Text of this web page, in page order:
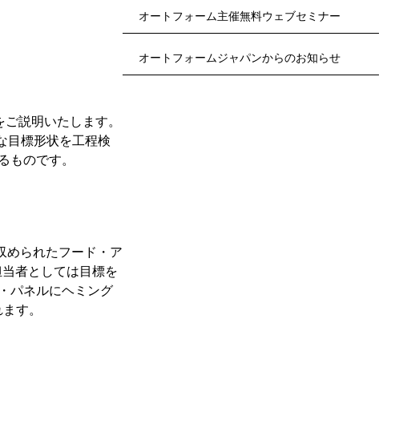
説明いたします。
目標形状を工程検
のです。
められたフード・ア
者としては目標を
パネルにヘミング
す。
オートフォーム主催無料ウェブセミナー
オートフォームジャパンからのお知らせ